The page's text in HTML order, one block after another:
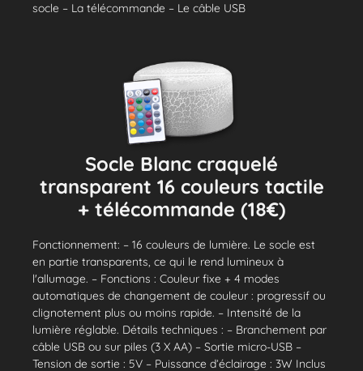
socle – La télécommande – Le câble USB
Socle Blanc craquelé
transparent 16 couleurs tactile
+ télécommande (18€)
Fonctionnement: – 16 couleurs de lumière. Le socle est
en partie transparents, ce qui le rend lumineux à
l'allumage. – Fonctions : Couleur fixe + 4 modes
automatiques de changement de couleur : progressif ou
clignotement plus ou moins rapide. – Intensité de la
lumière réglable. Détails techniques : – Branchement par
câble USB ou sur piles (3 X AA) – Sortie micro-USB –
Tension de sortie : 5V – Puissance d’éclairage : 3W Inclus